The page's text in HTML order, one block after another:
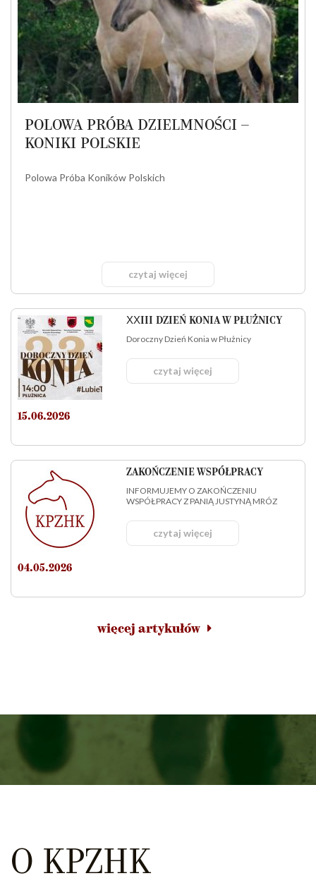
POLOWA PRÓBA DZIELMNOŚCI –
KONIKI POLSKIE
Polowa Próba Koników Polskich
czytaj więcej
15.06.2026
XXIII DZIEŃ KONIA W PŁUŻNICY
Doroczny Dzień Konia w Płużnicy
czytaj więcej
04.05.2026
ZAKOŃCZENIE WSPÓŁPRACY
INFORMUJEMY O ZAKOŃCZENIU
WSPÓŁPRACY Z PANIĄ JUSTYNĄ MRÓZ
czytaj więcej
więcej artykułów
O KPZHK